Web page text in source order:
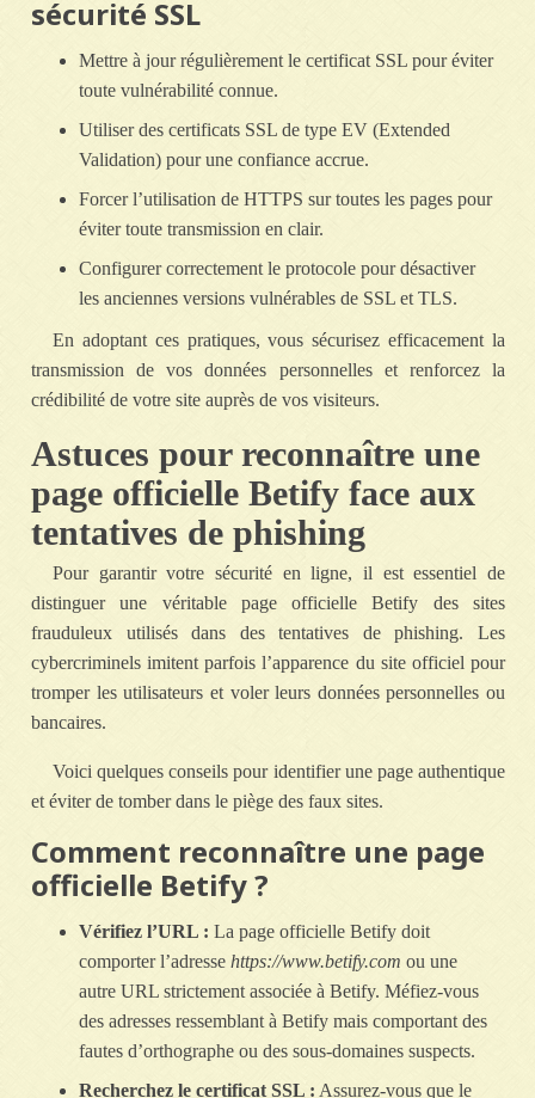
sécurité SSL
Mettre à jour régulièrement le certificat SSL pour éviter
toute vulnérabilité connue.
Utiliser des certificats SSL de type EV (Extended
Validation) pour une confiance accrue.
Forcer l’utilisation de HTTPS sur toutes les pages pour
éviter toute transmission en clair.
Configurer correctement le protocole pour désactiver
les anciennes versions vulnérables de SSL et TLS.
En adoptant ces pratiques, vous sécurisez efficacement la
transmission de vos données personnelles et renforcez la
crédibilité de votre site auprès de vos visiteurs.
Astuces pour reconnaître une
page officielle Betify face aux
tentatives de phishing
Pour garantir votre sécurité en ligne, il est essentiel de
distinguer une véritable page officielle Betify des sites
frauduleux utilisés dans des tentatives de phishing. Les
cybercriminels imitent parfois l’apparence du site officiel pour
tromper les utilisateurs et voler leurs données personnelles ou
bancaires.
Voici quelques conseils pour identifier une page authentique
et éviter de tomber dans le piège des faux sites.
Comment reconnaître une page
officielle Betify ?
Vérifiez l’URL : La page officielle Betify doit
comporter l’adresse https://www.betify.com ou une
autre URL strictement associée à Betify. Méfiez-vous
des adresses ressemblant à Betify mais comportant des
fautes d’orthographe ou des sous-domaines suspects.
Recherchez le certificat SSL : Assurez-vous que le